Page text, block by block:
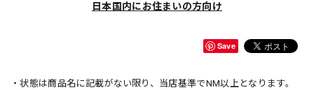
日本国内にお住まいの方向け
Save
・状態は商品名に記載がない限り、当店基準でNM以上となります。